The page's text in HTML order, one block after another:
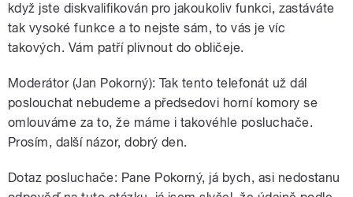
když jste diskvalifikován pro jakoukoliv funkci, zastáváte
tak vysoké funkce a to nejste sám, to vás je víc
takových. Vám patří plivnout do obličeje.
Moderátor (Jan Pokorný): Tak tento telefonát už dál
poslouchat nebudeme a předsedovi horní komory se
omlouváme za to, že máme i takovéhle posluchače.
Prosím, další názor, dobrý den.
Dotaz posluchače: Pane Pokorný, já bych, asi nedostanu